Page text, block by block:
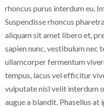
rhoncus purus interdum eu.
Suspendisse rhoncus
aliquam sit amet libero et,
sapien nunc, vestibulum nec
ullamcorper fermentum
tempus, lacus vel efficitur
vulputate nisl velit interdum
augue a blandit. Phasellus